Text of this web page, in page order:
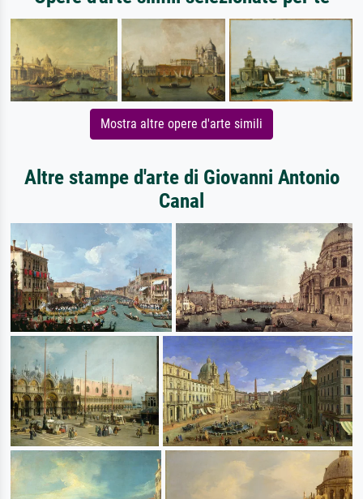
Mostra altre opere d'arte simili
Altre stampe d'arte di Giovanni Antonio
Canal